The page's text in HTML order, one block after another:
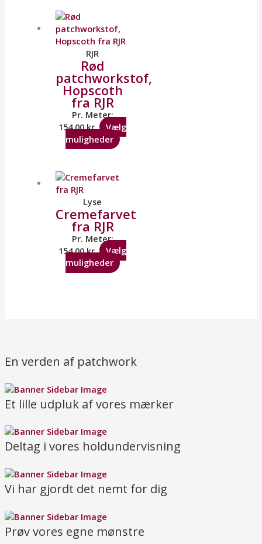
RJR
Rød
patchworkstof,
Hopscoth
fra RJR
Pr. Meter:
154,00kr.
Vælg
muligheder
Lyse
Cremefarvet
fra RJR
Pr. Meter:
154,00kr.
Vælg
muligheder
En verden af patchwork
Et lille udpluk af vores mærker
Deltag i vores holdundervisning
Vi har gjordt det nemt for dig
Prøv vores egne mønstre